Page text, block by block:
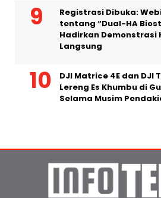
Generasi Muda
Registrasi Dibuka:
tentang “Dual-HA
Langsung
DJI Matrice 4E dan DJI